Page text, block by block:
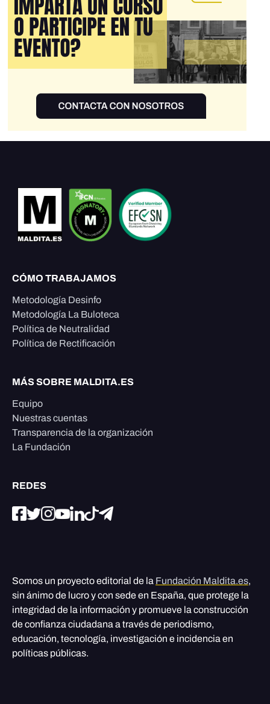
CÓMO TRABAJAMOS
Metodología Desinfo
Metodología La Buloteca
Política de Neutralidad
Política de Rectificación
MÁS SOBRE MALDITA.ES
Equipo
Nuestras cuentas
Transparencia de la organización
La Fundación
REDES
Somos un proyecto editorial de la Fundación Maldita.es,
sin ánimo de lucro y con sede en España, que protege la
integridad de la información y promueve la construcción
de confianza ciudadana a través de periodismo,
educación, tecnología, investigación e incidencia en
políticas públicas.